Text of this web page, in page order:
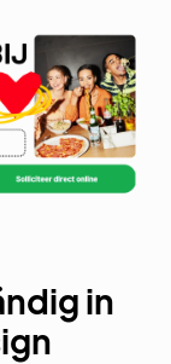
in